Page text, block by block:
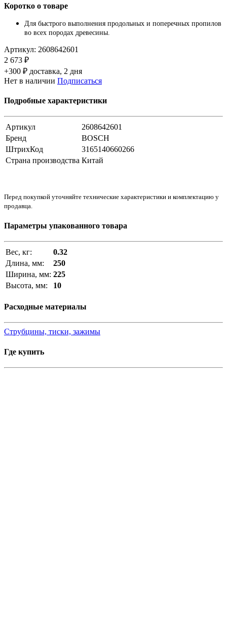
Коротко о товаре
Для быстрого выполнения продольных и поперечных пропилов
во всех породах древесины.
Артикул: 2608642601
2 673 ₽
+300 ₽ доставка, 2 дня
Нет в наличии Подписаться
Подробные характеристики
Артикул
2608642601
Бренд
BOSCH
ШтрихКод
3165140660266
Страна производства Китай
Перед покупкой уточняйте технические характеристики и комплектацию у
продавца.
Параметры упакованного товара
Вес, кг:
0.32
Длина, мм:
250
Ширина, мм: 225
Высота, мм:
10
Расходные материалы
Струбцины, тиски, зажимы
Где купить